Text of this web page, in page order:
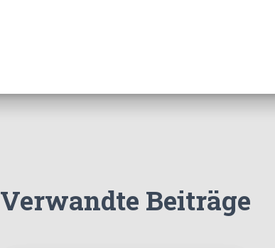
Verwandte Beiträge